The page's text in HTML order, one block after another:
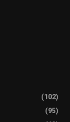
(102)
(95)